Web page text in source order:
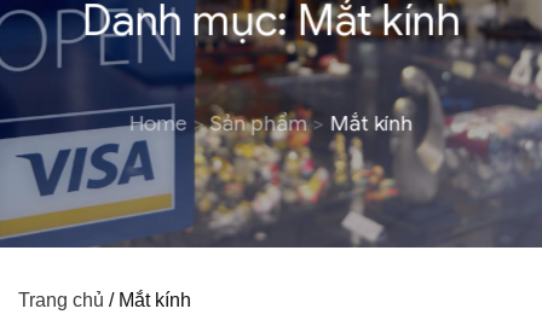
Danh mục:Mắt kính
Home Sản phẩm Mắt kính
Trang chủ / Mắt kính